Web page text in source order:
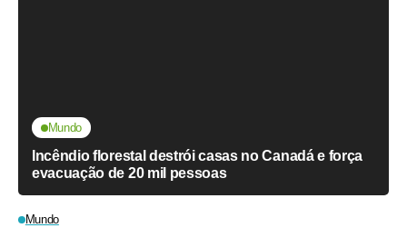
Mundo
Incêndio florestal destrói casas no Canadá e força
evacuação de 20 mil pessoas
Mundo